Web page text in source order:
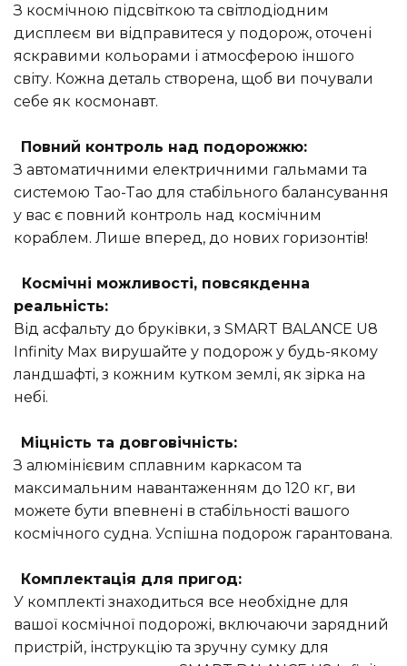
З космічною підсвіткою та світлодіодним
дисплеєм ви відправитеся у подорож, оточені
яскравими кольорами і атмосферою іншого
світу. Кожна деталь створена, щоб ви почували
себе як космонавт.
Повний контроль над подорожжю:
З автоматичними електричними гальмами та
системою Tao-Tao для стабільного балансування
у вас є повний контроль над космічним
кораблем. Лише вперед, до нових горизонтів!
Космічні можливості, повсякденна
реальність:
Від асфальту до бруківки, з SMART BALANCE U8
Infinity Max вирушайте у подорож у будь-якому
ландшафті, з кожним кутком землі, як зірка на
небі.
Міцність та довговічність:
З алюмінієвим сплавним каркасом та
максимальним навантаженням до 120 кг, ви
можете бути впевнені в стабільності вашого
космічного судна. Успішна подорож гарантована.
Комплектація для пригод:
У комплекті знаходиться все необхідне для
вашої космічної подорожі, включаючи зарядний
пристрій, інструкцію та зручну сумку для